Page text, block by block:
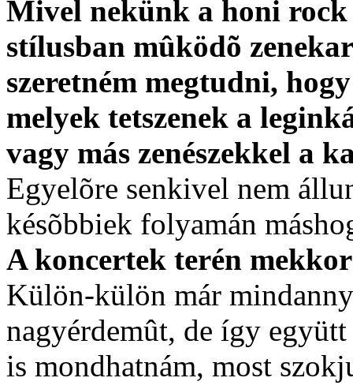
Mivel nekünk a honi rock
stílusban mûködõ
szeretném megtudni,
melyek tetszenek a
vagy más zenészekkel a
Egyelõre senkivel nem
késõbbiek folyamán
A koncertek terén
Külön-külön már
nagyérdemût, de így
is mondhatnám, most